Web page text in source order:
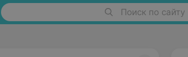
Поиск по сайту